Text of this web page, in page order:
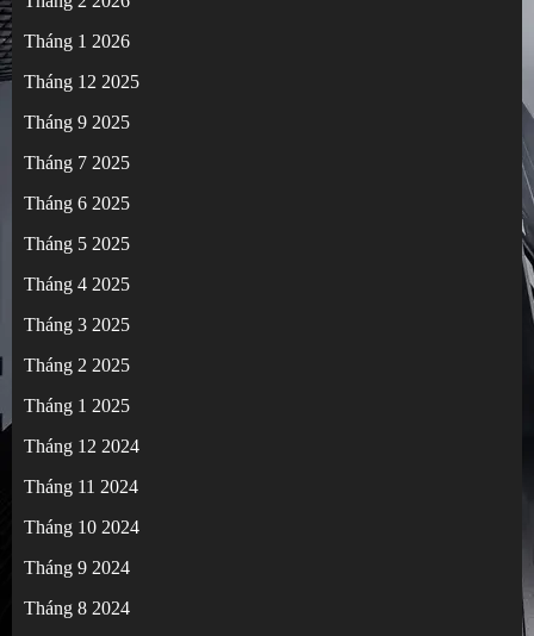
Tháng 1 2026
Tháng 12 2025
Tháng 9 2025
Tháng 7 2025
Tháng 6 2025
Tháng 5 2025
Tháng 4 2025
Tháng 3 2025
Tháng 2 2025
Tháng 1 2025
Tháng 12 2024
Tháng 11 2024
Tháng 10 2024
Tháng 9 2024
Tháng 8 2024